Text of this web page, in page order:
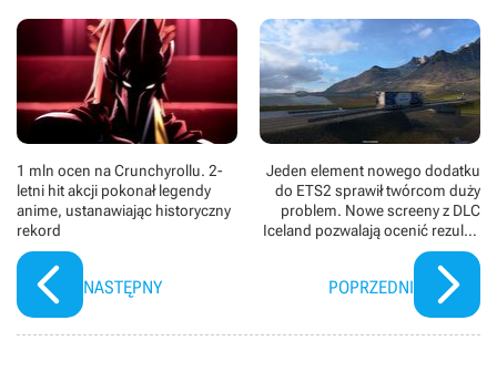
1 mln ocen na Crunchyrollu. 2-
letni hit akcji pokonał legendy
anime, ustanawiając historyczny
rekord
NASTĘPNY
Jeden element nowego dodatku
do ETS2 sprawił twórcom duży
problem. Nowe screeny z DLC
Iceland pozwalają ocenić rezultat
tej walki
POPRZEDNI